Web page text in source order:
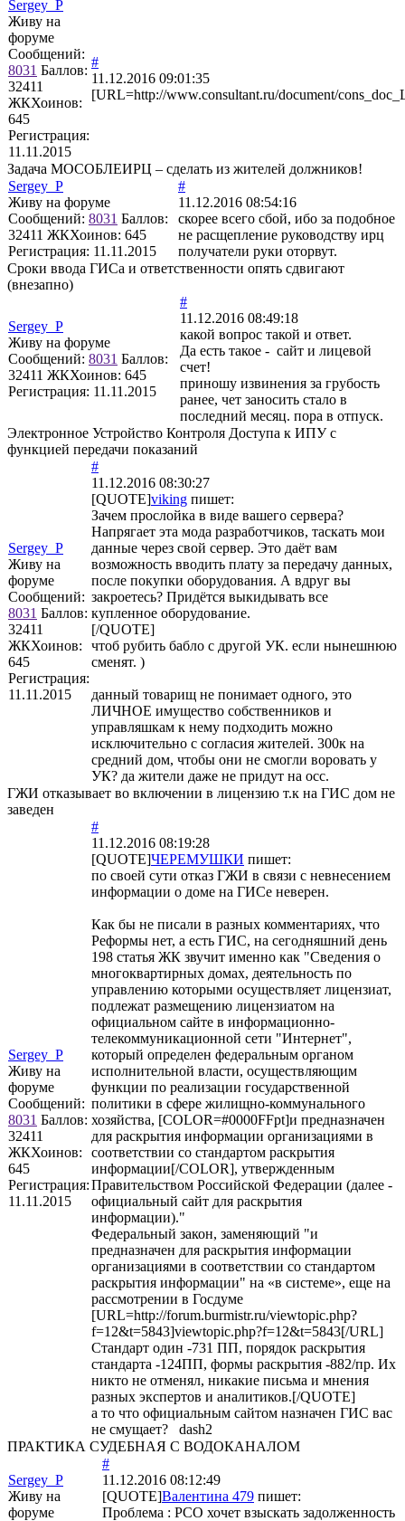
Sergey_P
Живу на
форуме
Сообщений:
8031 Баллов:
32411
ЖКХоинов:
645
Регистрация:
11.11.2015
#
11.12.2016 09:01:35
[URL=http://www.consultant.ru/document/
Задача МОСОБЛЕИРЦ – сделать из жителей должников!
Sergey_P
Живу на форуме
Сообщений: 8031 Баллов:
32411 ЖКХоинов: 645
Регистрация: 11.11.2015
#
11.12.2016 08:54:16
скорее всего сбой, ибо за подобное
не расщепление руководству ирц
получатели руки оторвут.
Сроки ввода ГИСа и ответственности опять сдвигают
(внезапно)
Sergey_P
Живу на форуме
Сообщений: 8031 Баллов:
32411 ЖКХоинов: 645
Регистрация: 11.11.2015
#
11.12.2016 08:49:18
какой вопрос такой и ответ.
Да есть такое - сайт и лицевой
счет!
приношу извинения за грубость
ранее, чет заносить стало в
последний месяц. пора в отпуск.
Электронное Устройство Контроля Доступа к ИПУ с
функцией передачи показаний
Sergey_P
Живу на
форуме
Сообщений:
8031 Баллов:
32411
ЖКХоинов:
645
Регистрация:
11.11.2015
#
11.12.2016 08:30:27
[QUOTE]viking пишет:
Зачем прослойка в виде вашего сервера?
Напрягает эта мода разработчиков, таскать мои
данные через свой сервер. Это даёт вам
возможность вводить плату за передачу данных,
после покупки оборудования. А вдруг вы
закроетесь? Придётся выкидывать все
купленное оборудование.
[/QUOTE]
чтоб рубить бабло с другой УК. если нынешнюю
сменят. )
данный товарищ не понимает одного, это
ЛИЧНОЕ имущество собственников и
управляшкам к нему подходить можно
исключительно с согласия жителей. 300к на
средний дом, чтобы они не смогли воровать у
УК? да жители даже не придут на осс.
ГЖИ отказывает во включении в лицензию т.к на ГИС дом не
заведен
Sergey_P
Живу на
форуме
Сообщений:
8031 Баллов:
32411
ЖКХоинов:
645
Регистрация:
11.11.2015
#
11.12.2016 08:19:28
[QUOTE]ЧЕРЕМУШКИ пишет:
по своей сути отказ ГЖИ в связи с невнесением
информации о доме на ГИСе неверен.
Как бы не писали в разных комментариях, что
Реформы нет, а есть ГИС, на сегодняшний день
198 статья ЖК звучит именно как "Сведения о
многоквартирных домах, деятельность по
управлению которыми осуществляет лицензиат,
подлежат размещению лицензиатом на
официальном сайте в информационно-
телекоммуникационной сети "Интернет",
который определен федеральным органом
исполнительной власти, осуществляющим
функции по реализации государственной
политики в сфере жилищно-коммунального
хозяйства, [COLOR=#0000FFpt]и предназначен
для раскрытия информации организациями в
соответствии со стандартом раскрытия
информации[/COLOR], утвержденным
Правительством Российской Федерации (далее -
официальный сайт для раскрытия
информации)."
Федеральный закон, заменяющий "и
предназначен для раскрытия информации
организациями в соответствии со стандартом
раскрытия информации" на «в системе», еще на
рассмотрении в Госдуме
[URL=http://forum.burmistr.ru/viewtopic.php?
f=12&t=5843]viewtopic.php?f=12&t=5843[/URL]
Стандарт один -731 ПП, порядок раскрытия
стандарта -124ПП, формы раскрытия -882/пр. Их
никто не отменял, никакие письма и мнения
разных экспертов и аналитиков.[/QUOTE]
а то что официальным сайтом назначен ГИС вас
не смущает? dash2
ПРАКТИКА СУДЕБНАЯ С ВОДОКАНАЛОМ
Sergey_P
Живу на
форуме
#
11.12.2016 08:12:49
[QUOTE]Валентина 479 пишет:
Проблема : РСО хочет взыскать задолженность